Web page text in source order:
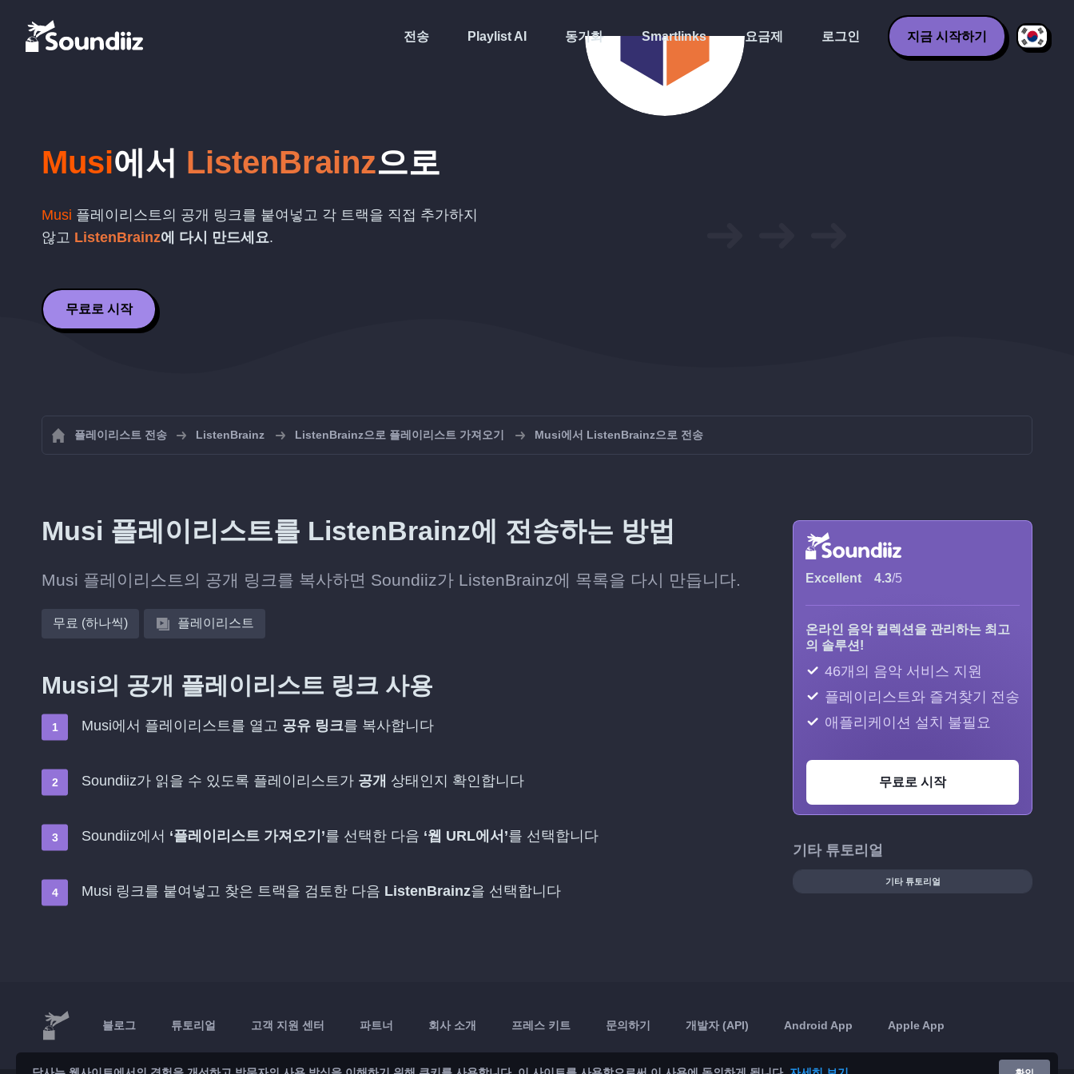
전송 Playlist AI 동기화 Smartlinks 요금제 로그인 지금 시작하기
Musi에서 ListenBrainz으로
Musi 플레이리스트의 공개 링크를 붙여넣고 각 트랙을 직접 추가하지
않고 ListenBrainz에 다시 만드세요.
무료로 시작
플레이리스트 전송 ListenBrainz ListenBrainz으로 플레이리스트 가져오기 Musi에서 ListenBrainz으로 전송
Musi 플레이리스트를 ListenBrainz에 전송하는 방법
Musi 플레이리스트의 공개 링크를 복사하면 Soundiiz가 ListenBrainz에 목록을 다시 만듭니다.
무료 (하나씩) 플레이리스트
Musi의 공개 플레이리스트 링크 사용
Musi에서 플레이리스트를 열고 공유 링크를 복사합니다
Soundiiz가 읽을 수 있도록 플레이리스트가 공개 상태인지 확인합니다
Soundiiz에서 ‘플레이리스트 가져오기’를 선택한 다음 ‘웹 URL에서’를 선택합니다
Musi 링크를 붙여넣고 찾은 트랙을 검토한 다음 ListenBrainz을 선택합니다
Excellent 4.3/5
온라인 음악 컬렉션을 관리하는 최고
의 솔루션!
46개의 음악 서비스 지원
플레이리스트와 즐겨찾기 전송
애플리케이션 설치 불필요
무료로 시작
기타 튜토리얼
기타 튜토리얼
블로그 튜토리얼 고객 지원 센터 파트너 회사 소개 프레스 키트 문의하기 개발자 (API) Android App Apple App